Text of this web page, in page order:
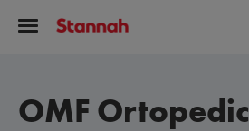
OMF